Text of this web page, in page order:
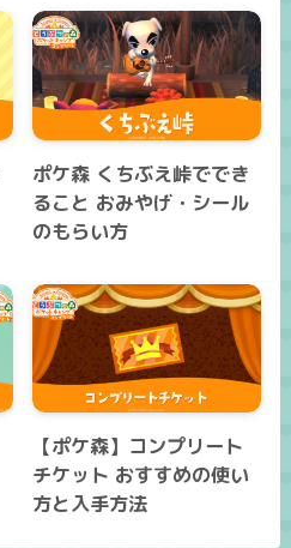
ポケ森 くちぶえ峠ででき
ること おみやげ・シール
のもらい方
【ポケ森】コンプリート
チケット おすすめの使い
方と入手方法